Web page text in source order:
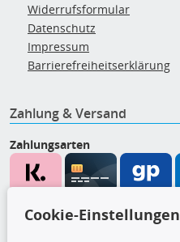
Widerrufsformular
Datenschutz
Impressum
Barrierefreiheitserklärung
Zahlung & Versand
Zahlungsarten
Cookie-Einstellungen